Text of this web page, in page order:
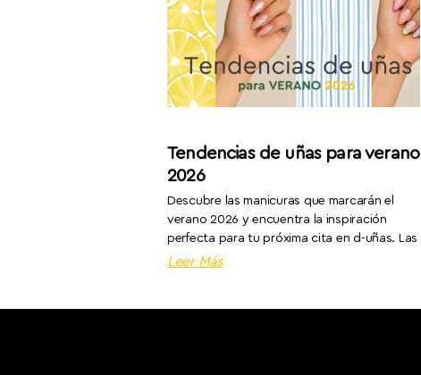
Tendencias de uñas para verano
2026
Descubre las manicuras que marcarán el
verano 2026 y encuentra la inspiración
perfecta para tu próxima cita en d-uñas. Las
Leer Más